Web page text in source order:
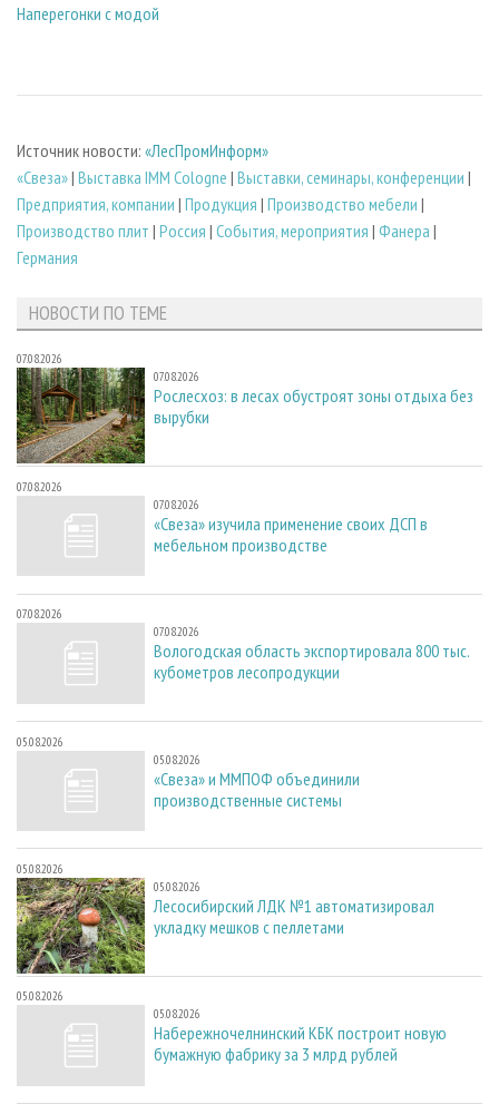
Наперегонки с модой
Источник новости: «ЛесПромИнформ»
«Свеза»| Выставка IMM Cologne | Выставки, семинары, конференции |
Предприятия, компании | Продукция | Производство мебели |
Производство плит | Россия | События, мероприятия | Фанера |
Германия
НОВОСТИ ПО ТЕМЕ
07.08.2026
07.08.2026
Рослесхоз: в лесах обустроят зоны отдыха без
вырубки
07.08.2026
07.08.2026
«Свеза» изучила применение своих ДСП в
мебельном производстве
07.08.2026
07.08.2026
Вологодская область экспортировала 800 тыс.
кубометров лесопродукции
05.08.2026
05.08.2026
«Свеза» и ММПОФ объединили
производственные системы
05.08.2026
05.08.2026
Лесосибирский ЛДК №1 автоматизировал
укладку мешков с пеллетами
05.08.2026
05.08.2026
Набережночелнинский КБК построит новую
бумажную фабрику за 3 млрд рублей